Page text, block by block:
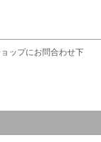
ップにお問合わせ下